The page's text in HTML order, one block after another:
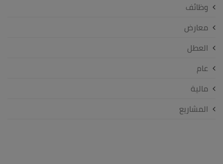
وظائف
معارض
العطل
عام
مالية
المشاريع